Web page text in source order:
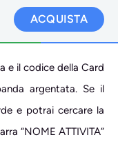
ACQUISTA
e il codice della Card
argentata. Se il
e potrai cercare la
“NOME ATTIVITA”